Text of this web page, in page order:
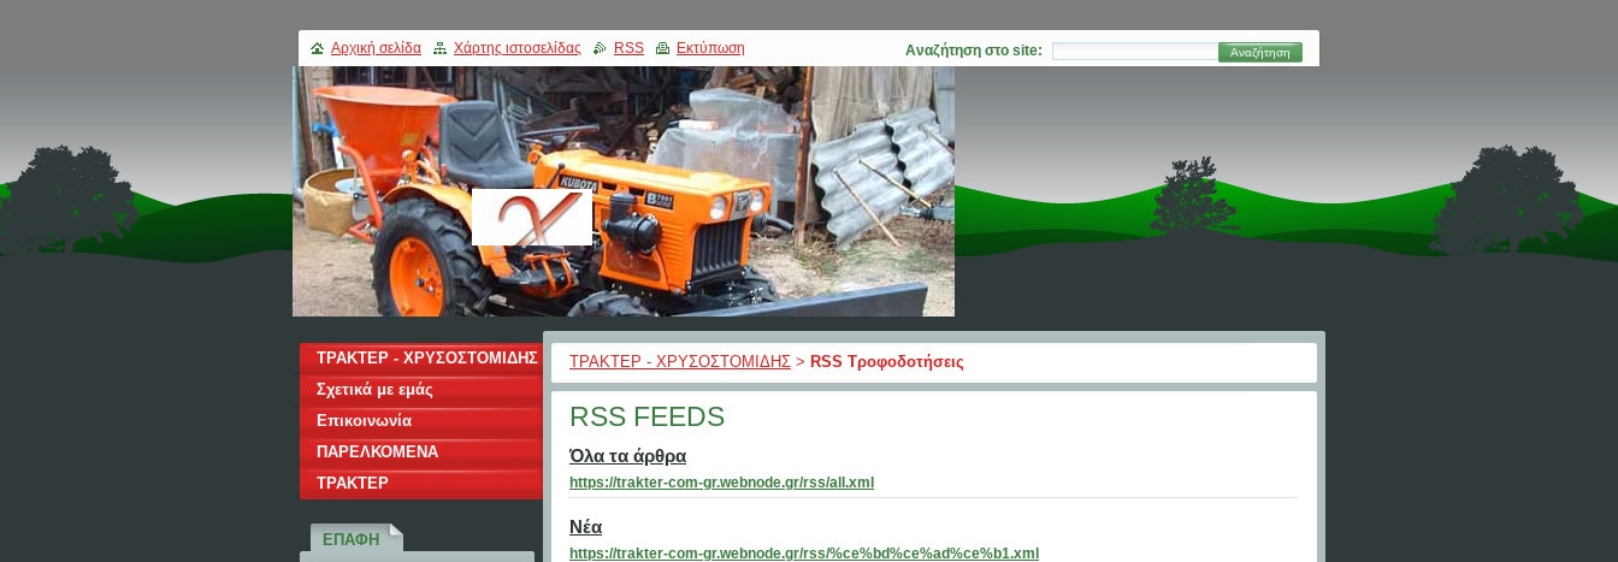
ΤΡΑΚΤΕΡ - ΧΡΥΣΟΣΤΟΜΙΔΗΣ > RSS Τροφοδοτήσεις
RSS FEEDS
Όλα τα άρθρα
https://trakter-com-gr.webnode.gr/rss/all.xml
Νέα
https://trakter-com-gr.webnode.gr/rss/%ce%bd%ce%ad%ce%b1.xml
ΤΡΑΚΤΕΡ - ΧΡΥΣΟΣΤΟΜΙΔΗΣ
Σχετικά με εμάς
Επικοινωνία
ΠΑΡΕΛΚΟΜΕΝΑ
ΤΡΑΚΤΕΡ
ΕΠΑΦΉ
Αρχική σελίδα Χάρτης ιστοσελίδας RSS Εκτύπωση Αναζήτηση στο site: Αναζήτηση